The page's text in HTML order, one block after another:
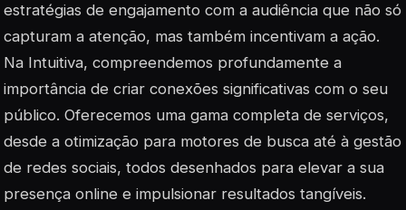
estratégias de engajamento com a audiência que não só
capturam a atenção, mas também incentivam a ação.
Na Intuitiva, compreendemos profundamente a
importância de criar conexões significativas com o seu
público. Oferecemos uma gama completa de serviços,
desde a otimização para motores de busca até à gestão
de redes sociais, todos desenhados para elevar a sua
presença online e impulsionar resultados tangíveis.